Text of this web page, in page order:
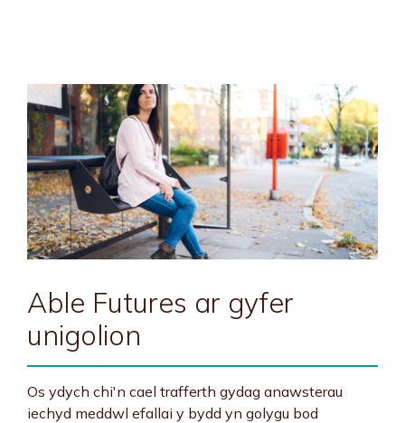
Able Futures ar gyfer
unigolion
Os ydych chi'n cael trafferth gydag anawsterau
iechyd meddwl efallai y bydd yn golygu bod